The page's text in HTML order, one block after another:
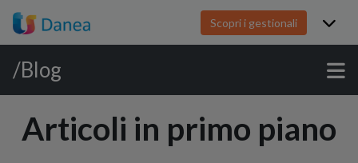
Scopri i gestionali
/Blog
Articoli in primo piano